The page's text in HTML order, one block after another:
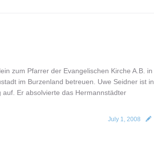
zum Pfarrer der Evangelischen Kirche A.B. in
im Burzenland betreuen. Uwe Seidner ist in
Er absolvierte das Hermannstädter
July 1, 2008